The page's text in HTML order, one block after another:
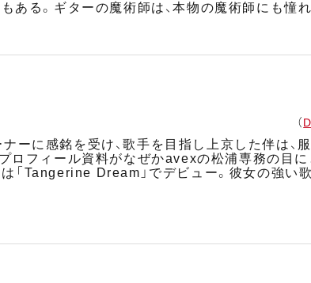
ある。ギターの魔術師は、本物の魔術師にも憧
（
に感銘を受け、歌手を目指し上京した伴は、
ロフィール資料がなぜかavexの松浦専務の目に
Tangerine Dream」でデビュー。彼女の強い